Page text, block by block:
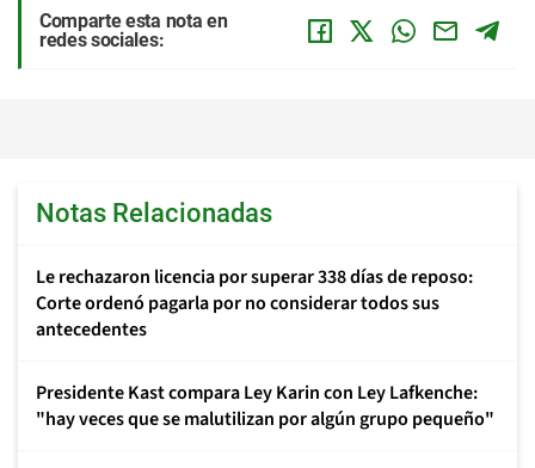
Comparte esta nota en
redes sociales:
Notas Relacionadas
Le rechazaron licencia por superar 338 días de reposo:
Corte ordenó pagarla por no considerar todos sus
antecedentes
Presidente Kast compara Ley Karin con Ley Lafkenche:
"hay veces que se malutilizan por algún grupo pequeño"